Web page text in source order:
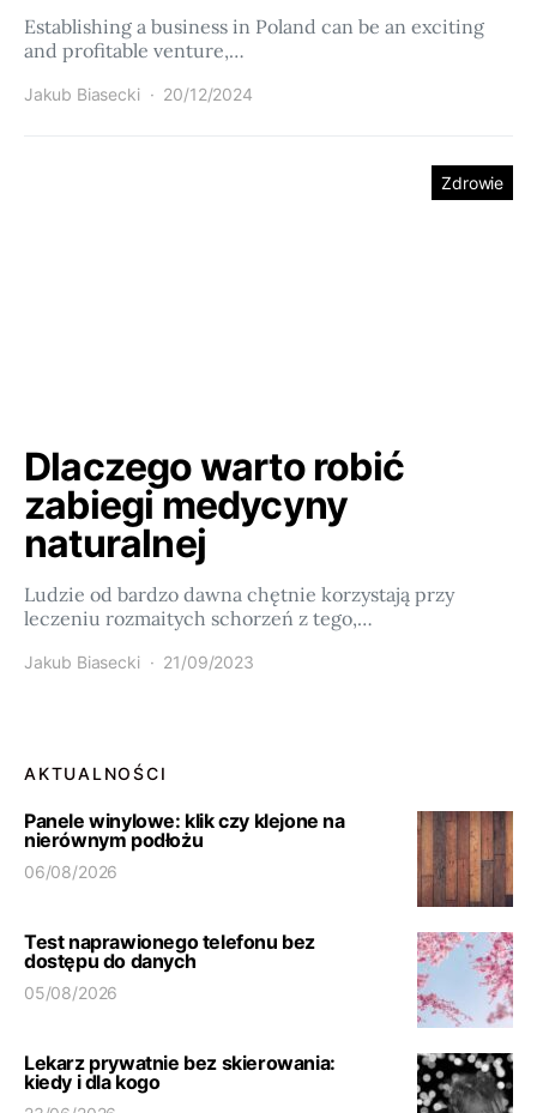
Establishing a business in Poland can be an exciting
and profitable venture,…
Jakub Biasecki 20/12/2024
Zdrowie
Dlaczego warto robić
zabiegi medycyny
naturalnej
Ludzie od bardzo dawna chętnie korzystają przy
leczeniu rozmaitych schorzeń z tego,…
Jakub Biasecki 21/09/2023
AKTUALNOŚCI
Panele winylowe: klik czy klejone na
nierównym podłożu
06/08/2026
Test naprawionego telefonu bez
dostępu do danych
05/08/2026
Lekarz prywatnie bez skierowania:
kiedy i dla kogo